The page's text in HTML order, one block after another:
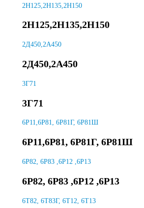
2H125,2H135,2H150
2H125,2H135,2H150
2Д450,2А450
2Д450,2А450
3Г71
3Г71
6Р11,6Р81, 6Р81Г, 6Р81Ш
6Р11,6Р81, 6Р81Г, 6Р81Ш
6Р82, 6Р83 ,6Р12 ,6Р13
6Р82, 6Р83 ,6Р12 ,6Р13
6T82, 6Т83Г, 6Т12, 6Т13